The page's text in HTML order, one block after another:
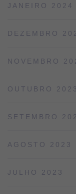
JANEIRO 2024
DEZEMBRO
NOVEMBRO
OUTUBRO 2023
SETEMBRO
AGOSTO 2023
JULHO 2023